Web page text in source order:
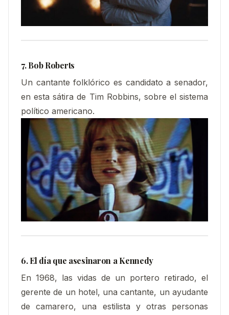
7. Bob Roberts
Un cantante folklórico es candidato a senador,
en esta sátira de Tim Robbins, sobre el sistema
político americano.
6. El día que asesinaron a Kennedy
En 1968, las vidas de un portero retirado, el
gerente de un hotel, una cantante, un ayudante
de camarero, una estilista y otras personas